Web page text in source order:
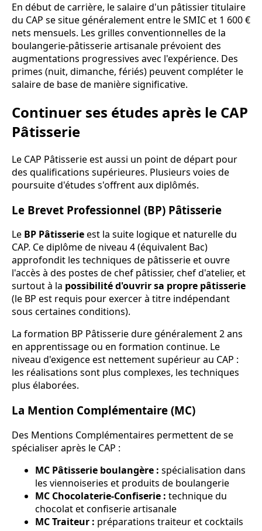
En début de carrière, le salaire d'un pâtissier titulaire
du CAP se situe généralement entre le SMIC et 1 600 €
nets mensuels. Les grilles conventionnelles de la
boulangerie-pâtisserie artisanale prévoient des
augmentations progressives avec l'expérience. Des
primes (nuit, dimanche, fériés) peuvent compléter le
salaire de base de manière significative.
Continuer ses études après le CAP
Pâtisserie
Le CAP Pâtisserie est aussi un point de départ pour
des qualifications supérieures. Plusieurs voies de
poursuite d'études s'offrent aux diplômés.
Le Brevet Professionnel (BP) Pâtisserie
Le BP Pâtisserieest la suite logique et naturelle du
CAP. Ce diplôme de niveau 4 (équivalent Bac)
approfondit les techniques de pâtisserie et ouvre
l'accès à des postes de chef pâtissier, chef d'atelier, et
surtout à la possibilité d'ouvrir sa propre pâtisserie
(le BP est requis pour exercer à titre indépendant
sous certaines conditions).
La formation BP Pâtisserie dure généralement 2 ans
en apprentissage ou en formation continue. Le
niveau d'exigence est nettement supérieur au CAP :
les réalisations sont plus complexes, les techniques
plus élaborées.
La Mention Complémentaire (MC)
Des Mentions Complémentaires permettent de se
spécialiser après le CAP :
MC Pâtisserie boulangère : spécialisation dans
les viennoiseries et produits de boulangerie
MC Chocolaterie-Confiserie : technique du
chocolat et confiserie artisanale
MC Traiteur : préparations traiteur et cocktails